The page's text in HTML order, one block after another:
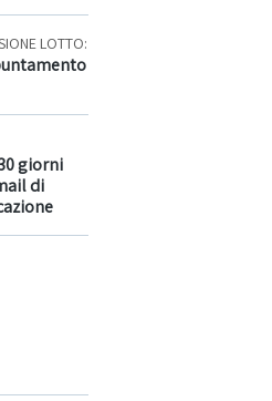
LOTTO:
giorni
di